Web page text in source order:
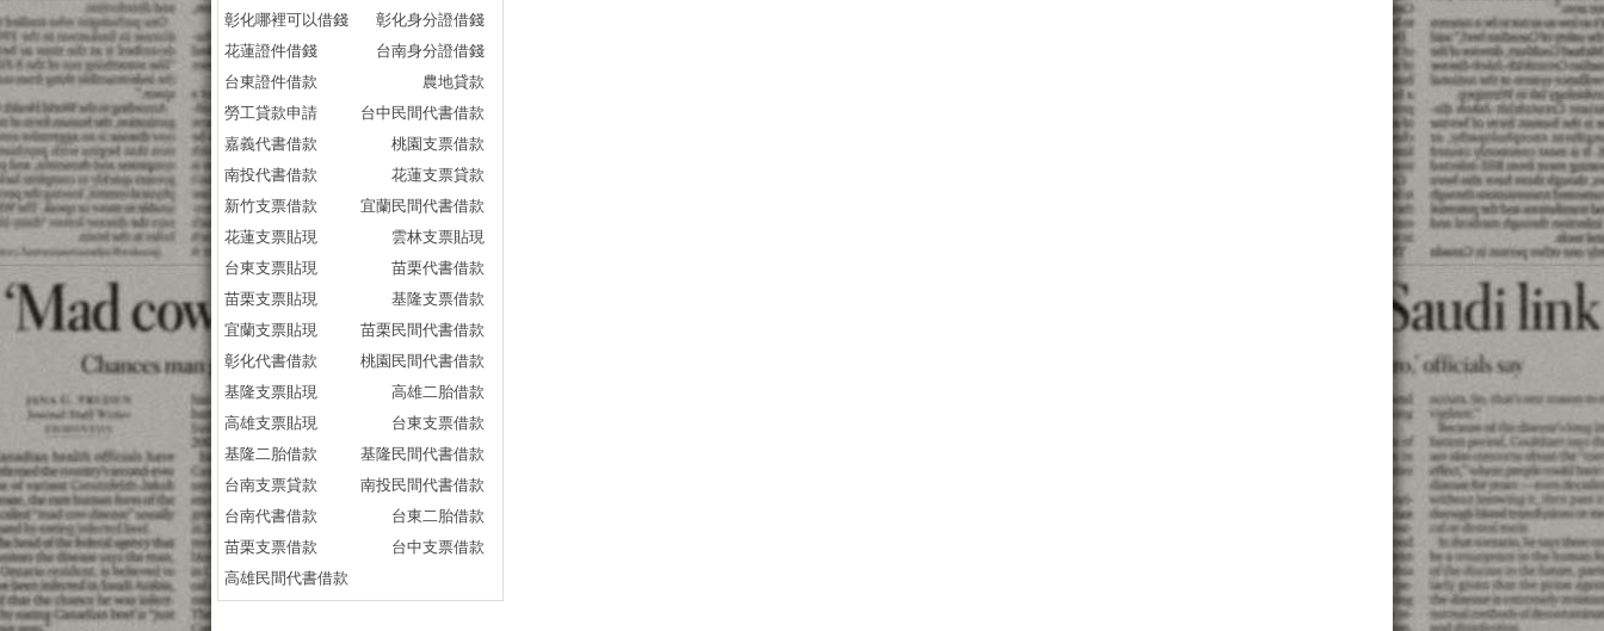
彰化哪裡可以借錢
彰化身分證借錢
花蓮證件借錢
台南身分證借錢
台東證件借款
農地貸款
勞工貸款申請
台中民間代書借款
嘉義代書借款
桃園支票借款
南投代書借款
花蓮支票貸款
新竹支票借款
宜蘭民間代書借款
花蓮支票貼現
雲林支票貼現
台東支票貼現
苗栗代書借款
苗栗支票貼現
基隆支票借款
宜蘭支票貼現
苗栗民間代書借款
彰化代書借款
桃園民間代書借款
基隆支票貼現
高雄二胎借款
高雄支票貼現
台東支票借款
基隆二胎借款
基隆民間代書借款
台南支票貸款
南投民間代書借款
台南代書借款
台東二胎借款
苗栗支票借款
台中支票借款
高雄民間代書借款